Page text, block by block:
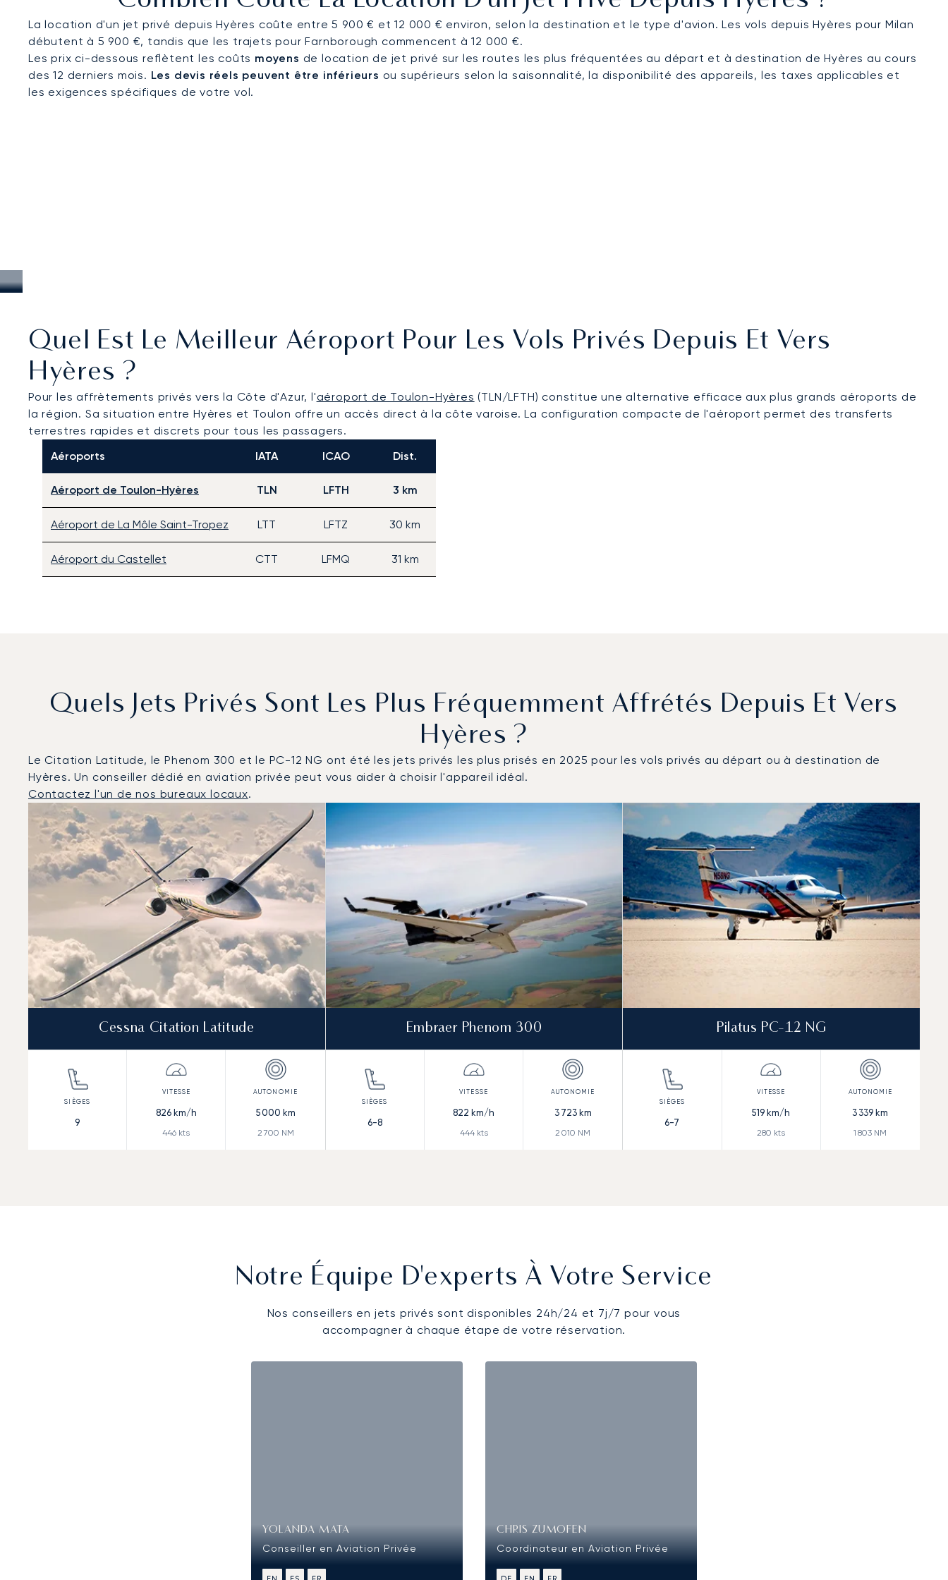
La location d'un jet privé depuis Hyères coûte entre 5 900 € et 12 000 € environ, selon la destination et le type d'avion. Les vols depuis Hyères pour Milan
débutent à 5 900 €, tandis que les trajets pour Farnborough commencent à 12 000 €.
Les prix ci-dessous reflètent les coûts moyens de location de jet privé sur les routes les plus fréquentées au départ et à destination de Hyères au cours
des 12 derniers mois. Les devis réels peuvent être inférieurs ou supérieurs selon la saisonnalité, la disponibilité des appareils, les taxes applicables et
les exigences spécifiques de votre vol.
Quel Est Le Meilleur Aéroport Pour Les Vols Privés Depuis Et Vers
Hyères ?
Pour les affrètements privés vers la Côte d'Azur, l'aéroport de Toulon-Hyères (TLN/LFTH) constitue une alternative efficace aux plus grands aéroports de
la région. Sa situation entre Hyères et Toulon offre un accès direct à la côte varoise. La configuration compacte de l'aéroport permet des transferts
terrestres rapides et discrets pour tous les passagers.
Aéroports
IATA ICAO Dist.
Aéroport de Toulon-Hyères TLN LFTH 3 km
Aéroport de La Môle Saint-Tropez LTT LFTZ 30 km
Aéroport du Castellet CTT LFMQ 31 km
Quels Jets Privés Sont Les Plus Fréquemment Affrétés Depuis Et Vers
Hyères ?
Le Citation Latitude, le Phenom 300 et le PC-12 NG ont été les jets privés les plus prisés en 2025 pour les vols privés au départ ou à destination de
Hyères. Un conseiller dédié en aviation privée peut vous aider à choisir l'appareil idéal.
Contactez l'un de nos bureaux locaux.
Hyères : Les 3 modèles d'aéronefs les plus fréquentés en nombre de mouvements en 2025
Photo de l'aéronef Modèle d'aéronef
Sièges
Vitesse (km/h)
Vitesse (nœuds)
Autonomie (km)
Autonomie (NM)
Cessna Citation Latitude
9
826km/h
446 kts
5 000 km
2 700 NM
Embraer Phenom 300
6-8
822 km/h
444kts
3 723km
2 010 NM
Pilatus PC-12 NG
6-7
519 km/h
280 kts
3 339 km
1 803 NM
Notre Équipe D'experts À Votre Service
Nos conseillers en jets privés sont disponibles 24h/24 et 7j/7 pour vous
accompagner à chaque étape de votre réservation.
YOLANDA MATA
Conseiller en Aviation Privée
CHRIS ZUMOFEN
Coordinateur en Aviation Privée